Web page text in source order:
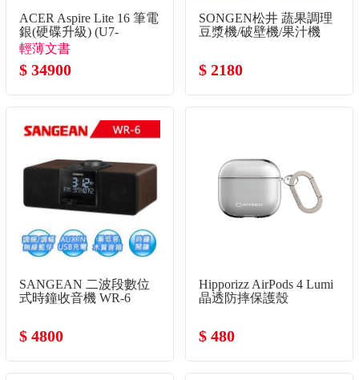
ACER Aspire Lite 16 筆電
銀(硬碟升級) (U7-
155H/16G/1TB SSD/W11)
輕薄文書
$ 34900
SONGEN松井 蔬果調理
豆漿機/破壁機/果汁機
$ 2180
SANGEAN 二波段數位
式時鐘收音機 WR-6
$ 4800
Hipporizz AirPods 4 Lumi
晶透防摔保護殼
$ 480